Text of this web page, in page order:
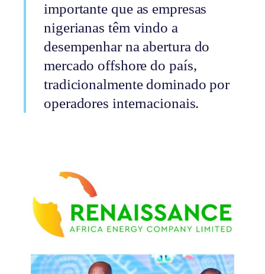
importante que as empresas
nigerianas têm vindo a
desempenhar na abertura do
mercado offshore do país,
tradicionalmente dominado por
operadores internacionais.